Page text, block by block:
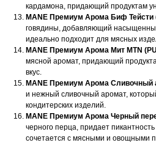
кардамона, придающий продуктам
MANE Премиум Арома Биф Тейсти
говядины, добавляющий
идеально подходит для мясных
MANE Премиум Арома Мит MTN
мясной аромат, придающий
вкус.
MANE Премиум Арома Сливочный
и нежный сливочный аромат,
кондитерских изделий.
MANE Премиум Арома Черный
черного перца, придает
сочетается с мясными и овощными
Контакты
г. Москва, вн. тер. г. муниципальный
Ломоносовский, ул. Академика
12, к. 1, помещ. 3/1
Офис компании: